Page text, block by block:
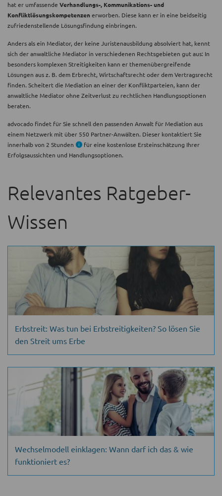
hat er umfassende Verhandlungs-, Kommunikations- und
Konfliktlösungskompetenzenerworben. Diese kann er in eine beidseitig
zufriedenstellende Lösungsfindung einbringen.
Anders als ein Mediator, der keine Juristenausbildung absolviert hat, kennt
sich der anwaltliche Mediator in verschiedenen Rechtsgebieten gut aus: In
besonders komplexen Streitigkeiten kann er themenübergreifende
Lösungen aus z. B. dem Erbrecht, Wirtschaftsrecht oder dem Vertragsrecht
finden. Scheitert die Mediation an einer der Konfliktparteien, kann der
anwaltliche Mediator ohne Zeitverlust zu rechtlichen Handlungsoptionen
beraten.
advocado findet für Sie schnell den passenden Anwalt für Mediation aus
einem Netzwerk mit über 550 Partner-Anwälten. Dieser kontaktiert Sie
innerhalb von 2 Stunden
für eine kostenlose Ersteinschätzung Ihrer
Erfolgsaussichten und Handlungsoptionen.
Relevantes Ratgeber-
Wissen
Erbstreit: Was tun bei Erbstreitigkeiten? So lösen Sie
den Streit ums Erbe
Wechselmodell einklagen: Wann darf ich das & wie
funktioniert es?